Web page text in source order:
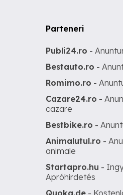
Parteneri
Publi24.ro -
Bestauto.ro -
Romimo.ro -
Cazare24.ro -
cazare
Bestbike.ro -
Animalutul.ro -
animale
Startapro.hu -
Apróhirdetés
Quoka.de -